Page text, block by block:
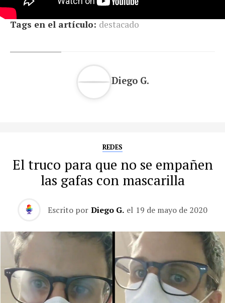
Tags en el artículo: destacado
Diego G.
REDES
El truco para que no se empañen
las gafas con mascarilla
Escrito por Diego G. el 19 de mayo de 2020